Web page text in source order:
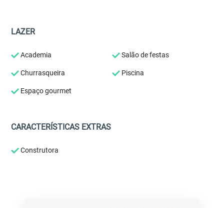
LAZER
Academia Salão de festas
Churrasqueira Piscina
Espaço gourmet
CARACTERÍSTICAS EXTRAS
Construtora